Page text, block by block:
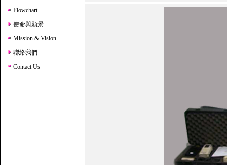
Flowchart
使命與願景
Mission & Vision
聯絡我們
Contact Us